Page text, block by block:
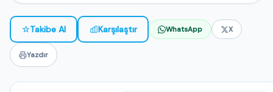
☆Takibe Al Karşılaştır WhatsApp X
Yazdır